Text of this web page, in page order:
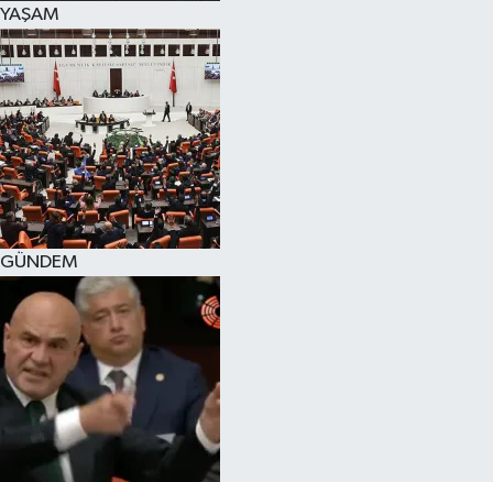
YAŞAM
GÜNDEM
SPOR
KÜLTÜR SANAT
FRAGMANLAR